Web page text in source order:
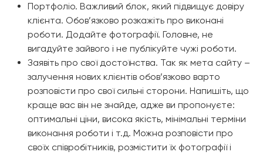
Портфоліо. Важливий блок, який підвищує довіру
клієнта. Обов’язково розкажіть про виконані
роботи. Додайте фотографії. Головне, не
вигадуйте зайвого і не публікуйте чужі роботи.
Заявіть про свої достоїнства. Так як мета сайту –
залучення нових клієнтів обов’язково варто
розповісти про свої сильні сторони. Напишіть, що
краще вас він не знайде, адже ви пропонуєте:
оптимальні ціни, висока якість, мінімальні терміни
виконання роботи і т.д. Можна розповісти про
своїх співробітників, розмістити їх фотографії і